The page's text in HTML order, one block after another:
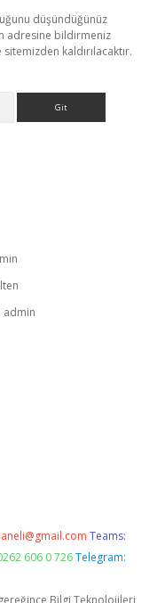
düşündüğünüz
adresine bildirmeniz
kaldırılacaktır.
admin
Teams:
606 0 726 Telegram:
Bilgi Teknolojileri